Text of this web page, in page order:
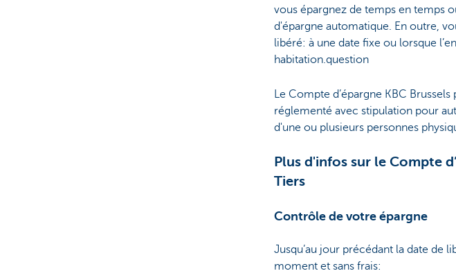
vous épargnez de temps en temps
d'épargne automatique. En outre,
libéré: à une date fixe ou lorsque
habitation.question
Le Compte d’épargne KBC
réglementé avec stipulation pour
d'une ou plusieurs personnes
Plus d'infos sur le Compte
Tiers
Contrôle de votre épargne
Jusqu’au jour précédant la date de
moment et sans frais: